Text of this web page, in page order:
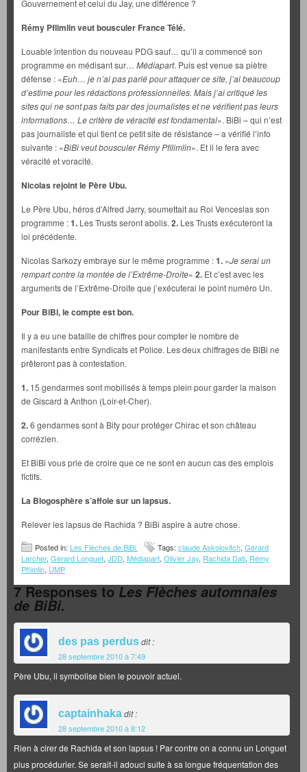
Gouvernement et celui du Jay, une différence ?
Rémy Pflimlin veut bousculer France Télé.
Louable intention du nouveau PDG sauf… qu’il a commencé son
programme en médisant sur… Médiapart. Puis est venue sa piètre
défense : «Euh… je n’ai pas parlé pour attaquer ce site, j’ai beaucoup
d’estime pour les rédactions professionnelles. Mais j’ai critiqué les
sites qui ne sont pas faits par des journalistes et ne vérifient pas leurs
informations… Le critère de véracité est fondamental». BiBi – qui n’est
pas journaliste et qui tient ce petit site de résistance – a vérifié l’info
suivante : «BiBi veut bousculer Rémy Pfilimlin». Et il le fera avec
véracité et voracité.
Nicolas rejoint le Père Ubu.
Le Père Ubu, héros d’Alfred Jarry, soumettait au Roi Venceslas son
programme :1. Les Trusts seront abolis. 2. Les Trusts exécuteront la
loi précédente.
Nicolas Sarkozy embraye sur le même programme :1. «Je serai un
rempart contre la montée de l’Extrême-Droite» 2. Et c’est avec les
arguments de l’Extrême-Droite que j’exécuterai le point numéro Un.
Pour BiBi, le compte est bon.
Il y a eu une bataille de chiffres pour compter le nombre de
manifestants entre Syndicats et Police. Les deux chiffrages de BiBi ne
prêteront pas à contestation.
1. 15 gendarmes sont mobilisés à temps plein pour garder la maison
de Giscard à Anthon (Loir-et-Cher).
2.6 gendarmes sont à Bity pour protéger Chirac et son château
corrézien.
Et BiBi vous prie de croire que ce ne sont en aucun cas des emplois
fictifs.
La Blogosphère s’affole sur un lapsus.
Relever les lapsus de Rachida ? BiBi aspire à autre chose.
Posted in: Les Flèches de BiBi. Tags: claude Askolovitch, Gérard
Larcher, Gerard Longuet, JDD, Médiapart, Olivier Jay, Rachida Dati, Rémy
Pflimlin, UMP
7 Responses toLes Flèches automnales
de BiBi.
des pas perdusdit :
28 septembre 2010 à 7:49
Père Ubu, il symbolise bien le pouvoir actuel.
captainhakadit :
28 septembre 2010 à 8:12
Rien à cirer de Rachida et son lapsus ! Par contre on a connu un Longuet
plus procédurier. Se serait-il adouci suite à sa longue fréquentation des